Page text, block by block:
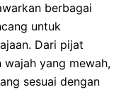
berbagai
untuk
Dari pijat
yang mewah,
sesuai dengan